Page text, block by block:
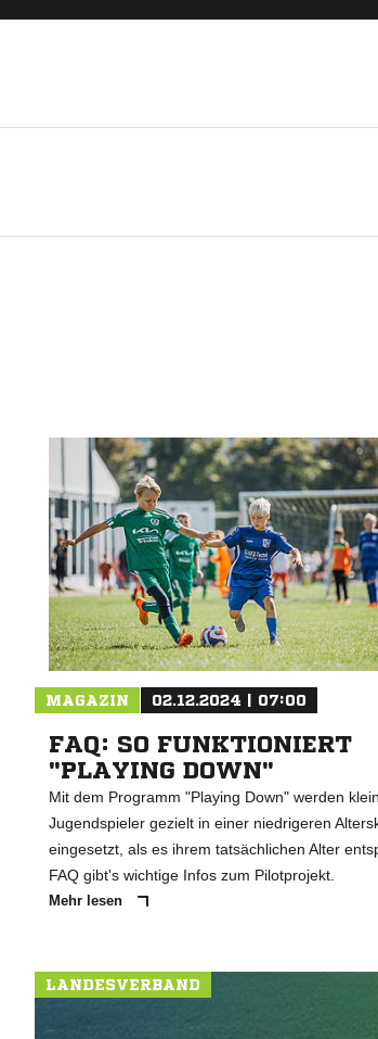
MAGAZIN 02.12.2024 | 07:00
FAQ: SO FUNKTIONIERT
"PLAYING DOWN"
Mit dem Programm "Playing Down" werden
Jugendspieler gezielt in einer niedrigeren
eingesetzt, als es ihrem tatsächlichen Alter
FAQ gibt's wichtige Infos zum Pilotprojekt.
Mehr lesen
LANDESVERBAND